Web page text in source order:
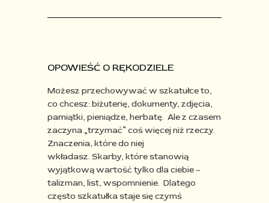
OPOWIEŚĆ O RĘKODZIELE
Możesz przechowywać w szkatułce to,
co chcesz: biżuterię, dokumenty, zdjęcia,
pamiątki, pieniądze, herbatę. Ale z czasem
zaczyna „trzymać” coś więcej niż rzeczy.
Znaczenia, które do niej
wkładasz. Skarby, które stanowią
wyjątkową wartość tylko dla ciebie –
talizman, list, wspomnienie. Dlatego
często szkatułka staje się czymś